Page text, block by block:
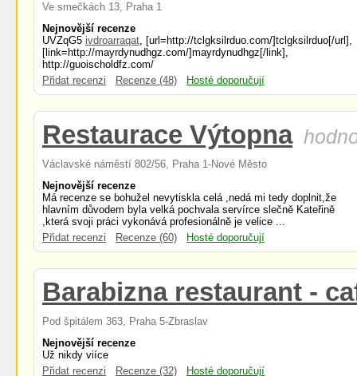
Ve smečkách 13, Praha 1
Nejnovější recenze
UVZqG5 ivdroarraqat, [url=http://tclgksilrduo.com/]tclgksilrduo[/url],
[link=http://mayrdynudhgz.com/]mayrdynudhgz[/link],
http://guoischoldfz.com/
Přidat recenzi
Recenze (48) Hosté doporučují
Restaurace Výtopna
Václavské náměstí 802/56, Praha 1-Nové Město
Nejnovější recenze
Má recenze se bohužel nevytiskla celá ,nedá mi tedy doplnit,že
hlavním důvodem byla velká pochvala servírce slečně Kateřině
,která svoji práci vykonává profesionálně je velice ...
Přidat recenzi
Recenze (60) Hosté doporučují
Barabizna restaurant -
Pod špitálem 363, Praha 5-Zbraslav
Nejnovější recenze
Už nikdy viíce
Přidat recenzi
Recenze (32) Hosté doporučují